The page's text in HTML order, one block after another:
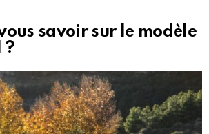
savoir sur le modèle
?